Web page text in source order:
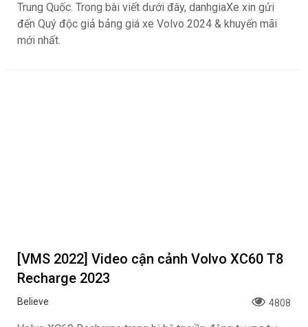
Trung Quốc. Trong bài viết dưới đây, danhgiaXe xin gửi
đến Quý độc giả bảng giá xe Volvo 2024 & khuyến mãi
mới nhất.
[VMS 2022] Video cận cảnh Volvo XC60 T8
Recharge 2023
Believe 4808